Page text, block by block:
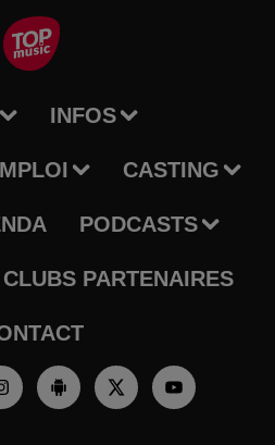
INFOS
CASTING
PODCASTS
CLUBS PARTENAIRES